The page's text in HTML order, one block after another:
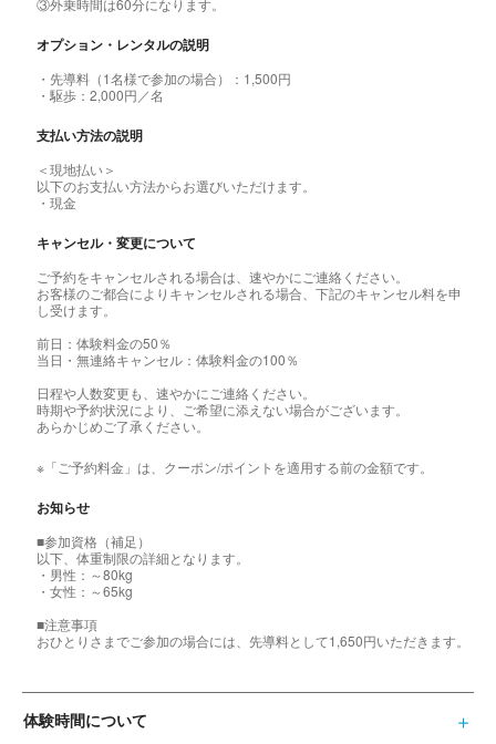
③外乗時間は60分になります。
オプション・レンタルの説明
・先導料（1名様で参加の場合）：1,500円
・駆歩：2,000円／名
支払い方法の説明
＜現地払い＞
以下のお支払い方法からお選びいただけます。
・現金
キャンセル・変更について
ご予約をキャンセルされる場合は、速やかにご連絡ください。
お客様のご都合によりキャンセルされる場合、下記のキャンセル料を申
し受けます。
前日：体験料金の50％
当日・無連絡キャンセル：体験料金の100％
日程や人数変更も、速やかにご連絡ください。
時期や予約状況により、ご希望に添えない場合がございます。
あらかじめご了承ください。
※「ご予約料金」は、クーポン/ポイントを適用する前の金額です。
お知らせ
■参加資格（補足）
以下、体重制限の詳細となります。
・男性：～80kg
・女性：～65kg
■注意事項
おひとりさまでご参加の場合には、先導料として1,650円いただきます。
体験時間について